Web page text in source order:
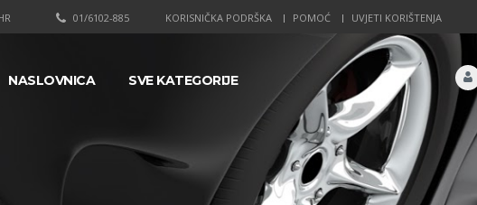
KORISNIČKA PODRŠKA POMOĆ UVJETI KORIŠTENJA
01/6102-885
NASLOVNICA SVE KATEGORIJE